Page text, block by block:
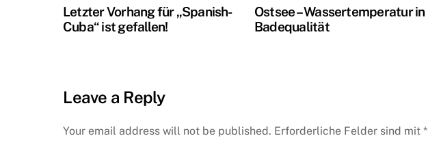
Letzter Vorhang für „Spanish-
Cuba“ ist gefallen!
Ostsee – Wassertemperatur in
Badequalität
Leave a Reply
Your email address will not be published. Erforderliche Felder sind mit *